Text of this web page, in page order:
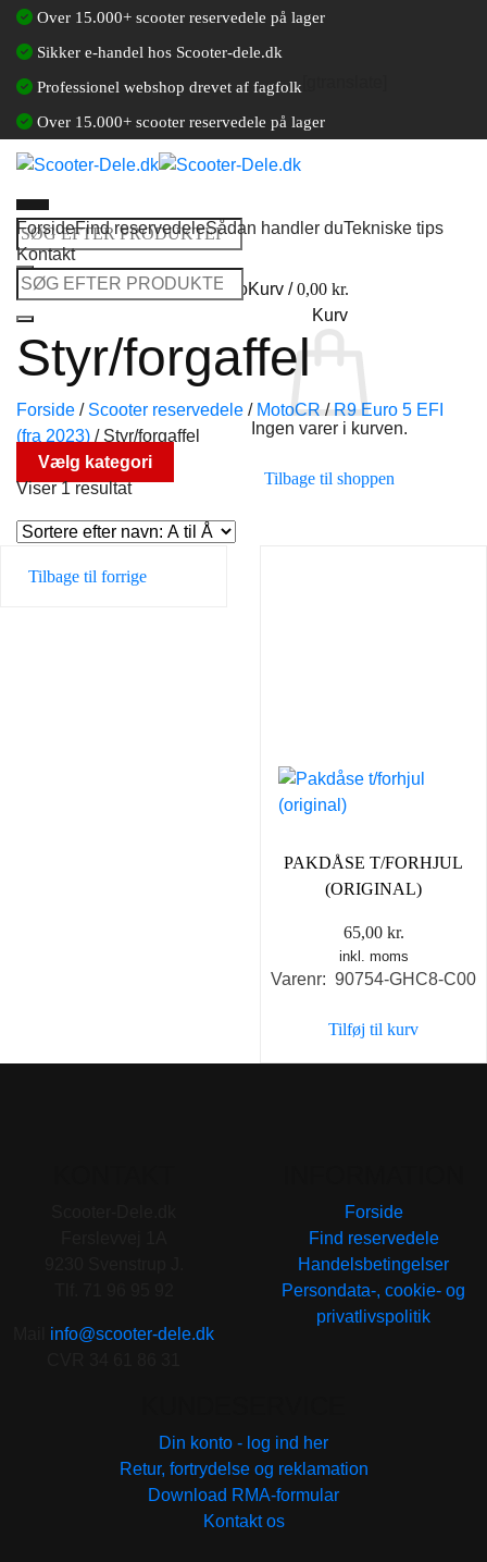
Fortsæt
indhold
Over 15.000+ scooter reservedele på lager
Sikker e-handel hos Scooter-dele.dk
Professionel webshop drevet af fagfolk
Over 15.000+ scooter reservedele på lager
Søg
efter:
Log ind / Opret en kundekontoKurv /0,00 kr.
Kurv
Ingen varer i kurven.
Tilbage til shoppen
ForsideFind reservedeleSådan handler duTekniske tips
Kontakt
Søg
efter:
Styr/forgaffel
Forside / Scooter reservedele / MotoCR / R9 Euro 5 EFI
(fra 2023) /Styr/forgaffel
Vælg kategori
Viser 1 resultat
Tilbage til forrige
PAKDÅSE T/FORHJUL
(ORIGINAL)
65,00 kr.
inkl. moms
Varenr: 90754-GHC8-C00
Tilføj til kurv
info@scooter-dele.dk
Forside
Find reservedele
Handelsbetingelser
Persondata-, cookie- og
privatlivspolitik
Din konto - log ind her
Retur, fortrydelse og reklamation
Download RMA-formular
Kontakt os